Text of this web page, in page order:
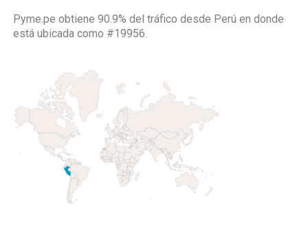
Pyme.pe obtiene 90.9% del tráfico desde Perú en donde
está ubicada como #19956.